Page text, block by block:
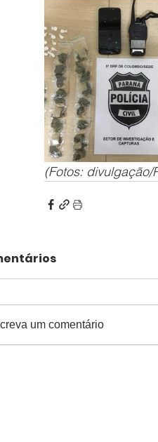
(Fotos: divulgação/
um comentário